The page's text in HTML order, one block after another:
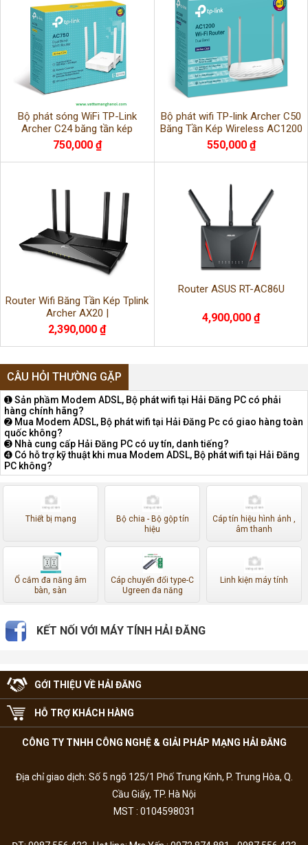
Bộ phát sóng WiFi TP-Link
Archer C24 băng tần kép
750,000 ₫
Bộ phát wifi TP-link Archer C50
Băng Tần Kép Wireless AC1200
550,000 ₫
Router Wifi Băng Tần Kép Tplink
Archer AX20 |
2,390,000 ₫
Router ASUS RT-AC86U
4,900,000 ₫
CÂU HỎI THƯỜNG GẶP
➊ Sản phầm Modem ADSL, Bộ phát wifi tại Hải Đăng PC có phải
hàng chính hãng?
➋ Mua Modem ADSL, Bộ phát wifi tại Hải Đăng Pc có giao hàng toàn
quốc không?
➌ Nhà cung cấp Hải Đăng PC có uy tín, danh tiếng?
➍ Có hỗ trợ kỹ thuật khi mua Modem ADSL, Bộ phát wifi tại Hải Đăng
PC không?
Thiết bị mạng
Bộ chia - Bộ gộp tín
hiệu
Cáp tín hiệu hình ảnh ,
âm thanh
Ổ cắm đa năng âm
bàn, sàn
Cáp chuyển đổi type-C
Ugreen đa năng
Linh kiện máy tính
KẾT NỐI VỚI MÁY TÍNH HẢI ĐĂNG
GỚI THIỆU VỀ HẢI ĐĂNG
HỖ TRỢ KHÁCH HÀNG
CÔNG TY TNHH CÔNG NGHỆ & GIẢI PHÁP MẠNG HẢI ĐĂNG
Địa chỉ giao dịch: Số 5 ngõ 125/1 Phố Trung Kính, P. Trung Hòa, Q.
Cầu Giấy, TP. Hà Nội
MST : 0104598031